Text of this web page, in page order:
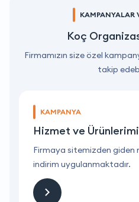
KAMPANYALAR
Koç
Firmamızın size özel
takip
KAMPANYA
Hizmet ve
Firmaya sitemizden giden
indirim uygulanmaktadır.